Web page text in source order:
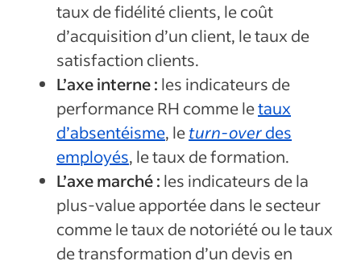
taux de fidélité clients, le coût
d’acquisition d’un client, le taux de
satisfaction clients.
L’axe interne : les indicateurs de
performance RH comme letaux
d’absentéisme, leturn-overdes
employés, le taux de formation.
L’axe marché : les indicateurs de la
plus-value apportée dans le secteur
comme le taux de notoriété ou le taux
de transformation d’un devis en